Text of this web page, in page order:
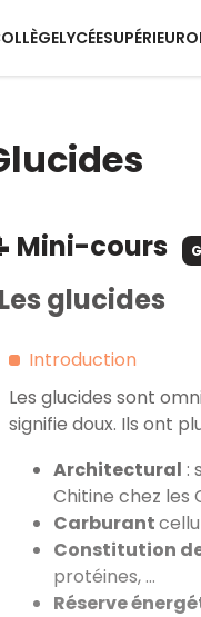
LYCÉESUPÉRIEUR
Mini-cours
Les glucides
Introduction
Les glucides sont
signifie doux. Ils ont
Architectural :
Chitine chez les
Carburant
Constitution
protéines, …
Réserve